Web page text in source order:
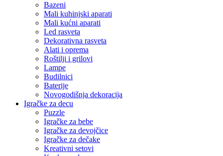
Bazeni
Mali kuhinjski aparati
Mali kućni aparati
Led rasveta
Dekorativna rasveta
Alati i oprema
Roštilji i grilovi
Lampe
Budilnici
Baterije
Novogodišnja dekoracija
Igračke za decu
Puzzle
Igračke za bebe
Igračke za devojčice
Igračke za dečake
Kreativni setovi